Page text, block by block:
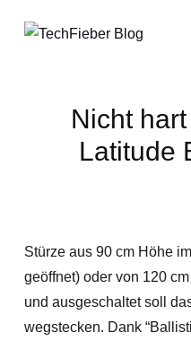
Nicht
Latitude
Stürze aus 90 cm Höhe
geöffnet) oder von 120
und ausgeschaltet soll
wegstecken. Dank